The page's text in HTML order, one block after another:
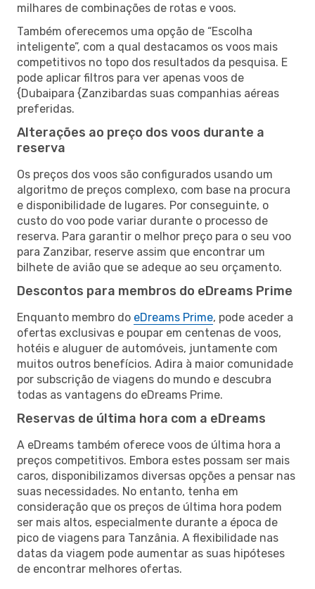
milhares de combinações de rotas e voos.
Também oferecemos uma opção de “Escolha
inteligente”, com a qual destacamos os voos mais
competitivos no topo dos resultados da pesquisa. E
pode aplicar filtros para ver apenas voos de
{Dubaipara {Zanzibardas suas companhias aéreas
preferidas.
Alterações ao preço dos voos durante a
reserva
Os preços dos voos são configurados usando um
algoritmo de preços complexo, com base na procura
e disponibilidade de lugares. Por conseguinte, o
custo do voo pode variar durante o processo de
reserva. Para garantir o melhor preço para o seu voo
para Zanzibar, reserve assim que encontrar um
bilhete de avião que se adeque ao seu orçamento.
Descontos para membros do eDreams Prime
Enquanto membro do eDreams Prime, pode aceder a
ofertas exclusivas e poupar em centenas de voos,
hotéis e aluguer de automóveis, juntamente com
muitos outros benefícios. Adira à maior comunidade
por subscrição de viagens do mundo e descubra
todas as vantagens do eDreams Prime.
Reservas de última hora com a eDreams
A eDreams também oferece voos de última hora a
preços competitivos. Embora estes possam ser mais
caros, disponibilizamos diversas opções a pensar nas
suas necessidades. No entanto, tenha em
consideração que os preços de última hora podem
ser mais altos, especialmente durante a época de
pico de viagens para Tanzânia. A flexibilidade nas
datas da viagem pode aumentar as suas hipóteses
de encontrar melhores ofertas.